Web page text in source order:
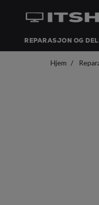
REPARASJON OG
Hjem